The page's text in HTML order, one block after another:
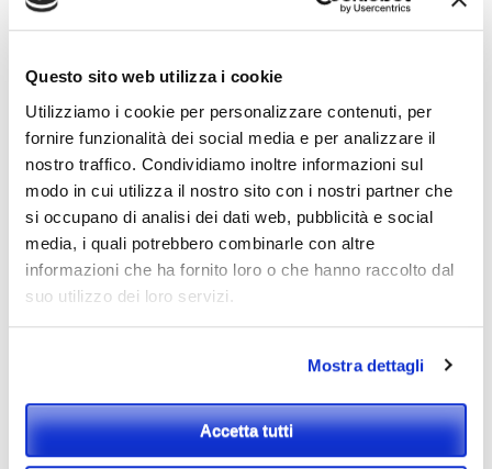
Questo sito web utilizza i cookie
Utilizziamo i cookie per personalizzare contenuti, per
fornire funzionalità dei social media e per analizzare il
nostro traffico. Condividiamo inoltre informazioni sul
modo in cui utilizza il nostro sito con i nostri partner che
si occupano di analisi dei dati web, pubblicità e social
media, i quali potrebbero combinarle con altre
informazioni che ha fornito loro o che hanno raccolto dal
suo utilizzo dei loro servizi.
Mostra dettagli
Accetta tutti
visitatore, usare cookie, integrare ulteriori
tracciamenti di terze parti e monitorare
l’interazione tra siti diversi, incluso il
tracciamento con il contenuto incorporato se
usate un account e siete connessi a quei siti
web tramite applicazioni di terze parti.
Con chi condividiamo i dati
Al fine di prevenire e/o reprimere attacchi e
accessi non autorizzati, i dati tecnici potranno